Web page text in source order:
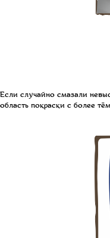
Если случайно смазали
область покраски с более